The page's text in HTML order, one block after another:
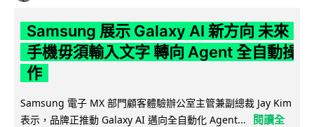
Samsung 展示 Galaxy AI 新方向 未來
手機毋須輸入文字 轉向 Agent 全自動操
作
Samsung 電子 MX 部門顧客體驗辦公室主管兼副總裁 Jay Kim
表示，品牌正推動 Galaxy AI 邁向全自動化 Agent...
閱讀全